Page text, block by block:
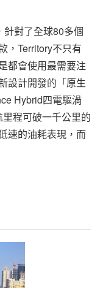
針對了全球80多個
，Territory不只有
都會使用最需要注
設計開發的「原生
Hybrid四電驅渦
程可破一千公里的
速的油耗表現，而